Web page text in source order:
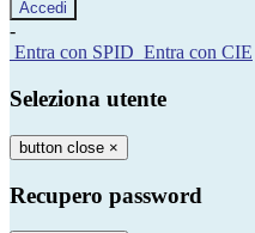
-
Entra con SPID Entra con CIE
Seleziona utente
button close ×
Recupero password